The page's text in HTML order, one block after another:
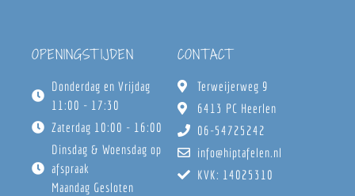
OPENINGSTIJDEN
Donderdag en Vrijdag
11:00 - 17:30
Zaterdag 10:00 - 16:00
Dinsdag & Woensdag op
afspraak
Maandag Gesloten
CONTACT
Terweijerweg 9
6413 PC Heerlen
06-54725242
info@hiptafelen.nl
KVK: 14025310